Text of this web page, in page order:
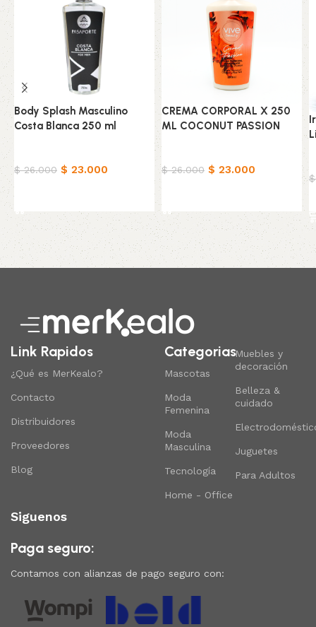
Body Splash Masculino
Costa Blanca 250 ml
$26.000 $ 23.000
CREMA CORPORAL X 250
ML COCONUT PASSION
$26.000 $ 23.000
$
Read More
Link Rapidos
¿Qué es MerKealo?
Contacto
Distribuidores
Proveedores
Blog
Categorias
Mascotas
Moda
Femenina
Moda
Masculina
Tecnología
Home - Office
Muebles y
decoración
Belleza &
cuidado
Juguetes
Para Adultos
Siguenos
Paga seguro:
Contamos con alianzas de pago seguro con: